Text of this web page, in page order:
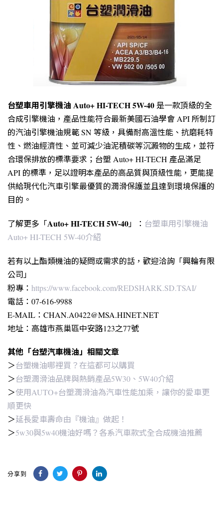
台塑車用引擎機油 Auto+ HI-TECH 5W-40 是一款頂級的全
合成引擎機油，產品性能符合最新美國石油學會 API 所制訂
的汽油引擎機油規範 SN 等級，具備耐高溫性能、抗磨耗特
性、燃油經濟性、並可減少油泥積碳等沉澱物的生成，並符
合環保排放的標準要求；台塑 Auto+ HI-TECH 產品滿足
API 的標準，足以證明本產品的高品質與頂級性能，更能提
供給現代化汽車引擎最優質的潤滑保護並且達到環境保護的
目的。
了解更多「Auto+ HI-TECH 5W-40」： 台塑車用引擎機油
Auto+ HI-TECH 5W-40介紹
若有以上酯類機油的疑問或需求的話，歡迎洽詢「興輪有限
公司」
粉專： https://www.facebook.com/REDSHARK.SD.TSAI/
電話：07-616-9988
E-MAIL：CHAN.A0422@MSA.HINET.NET
地址：高雄市燕巢區中安路123之77號
其他「台塑汽車機油」相關文章
＞台塑機油哪裡買？在這都可以購買
＞台塑潤滑油品牌與熱銷產品5W30、5W40介紹
＞使用AUTO+台塑潤滑油為汽車性能加乘，讓你的愛車更
順更快
＞延長愛車壽命由『機油』做起！
＞5w30與5w40機油好嗎？各系汽車款式全合成機油推薦
分享到